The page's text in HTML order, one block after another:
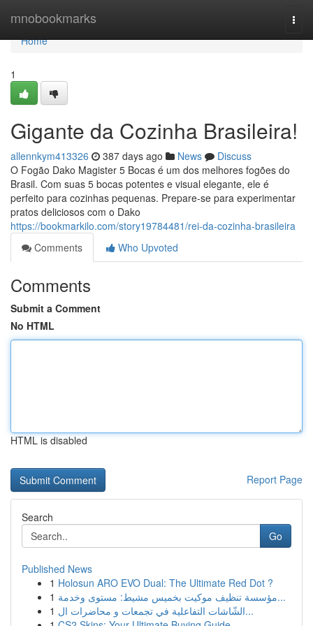
mnobookmarks
Home
Home
1
Gigante da Cozinha Brasileira!
allennkym413326 387 days ago News
Discuss
O Fogão Dako Magister 5 Bocas é um dos melhores fogões do
Brasil. Com suas 5 bocas potentes e visual elegante, ele é
perfeito para cozinhas pequenas. Prepare-se para experimentar
pratos deliciosos com o Dako
https://bookmarkilo.com/story19784481/rei-da-cozinha-brasileira
Comments
Who Upvoted
Comments
Submit a Comment
No HTML
HTML is disabled
Report Page
Search
Go
Published News
1 Holosun ARO EVO Dual: The Ultimate Red Dot ?
1
مؤسسة تنظيف موكيت بخميس مشيط: مستوى وخدمة...
1
الشّاشات التفاعلية في تجمعات و محاضرات ال...